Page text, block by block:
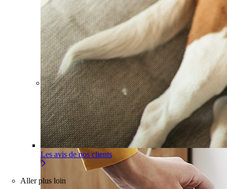
Les avis de nos clients
Aller plus loin
Pour un appartement Une installation adaptée à votre